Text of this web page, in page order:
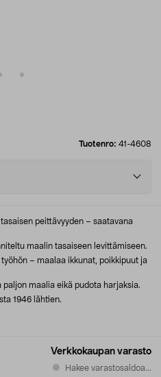
Tuotenro: 41-4608
Verkkokaupan varasto
Hakee varastosaldoa...
peittävyyden – saatavana
maalin tasaiseen levittämiseen.
– maalaa ikkunat, poikkipuut ja
paljon maalia eikä pudota harjaksia.
1946 lähtien.